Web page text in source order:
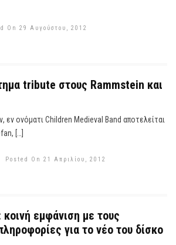
On 29 Αυγούστου, 2012
tribute στους Rammstein και
εν ονόματι Children Medieval Band αποτελείται
[…]
Posted On 21 Απριλίου, 2012
εμφάνιση με τους
για το νέο του δίσκο